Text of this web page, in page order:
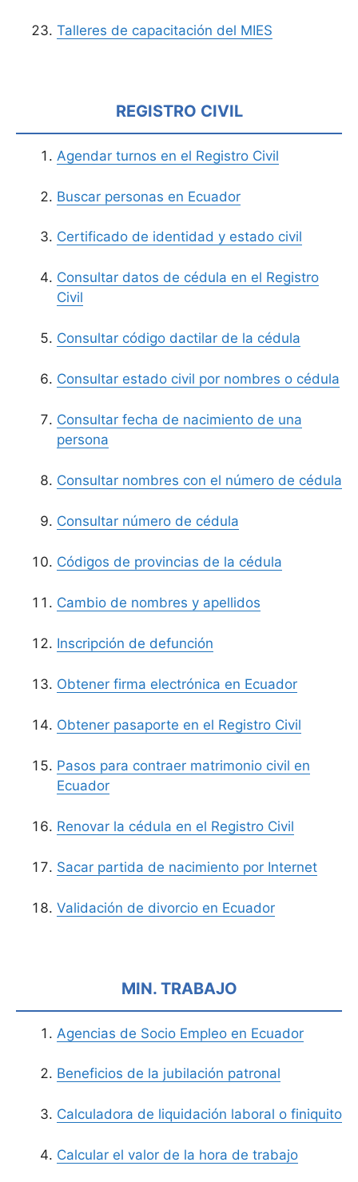
Talleres de capacitación del MIES
REGISTRO CIVIL
Agendar turnos en el Registro Civil
Buscar personas en Ecuador
Certificado de identidad y estado civil
Consultar datos de cédula en el Registro
Civil
Consultar código dactilar de la cédula
Consultar estado civil por nombres o cédula
Consultar fecha de nacimiento de una
persona
Consultar nombres con el número de cédula
Consultar número de cédula
Códigos de provincias de la cédula
Cambio de nombres y apellidos
Inscripción de defunción
Obtener firma electrónica en Ecuador
Obtener pasaporte en el Registro Civil
Pasos para contraer matrimonio civil en
Ecuador
Renovar la cédula en el Registro Civil
Sacar partida de nacimiento por Internet
Validación de divorcio en Ecuador
MIN. TRABAJO
Agencias de Socio Empleo en Ecuador
Beneficios de la jubilación patronal
Calculadora de liquidación laboral o finiquito
Calcular el valor de la hora de trabajo